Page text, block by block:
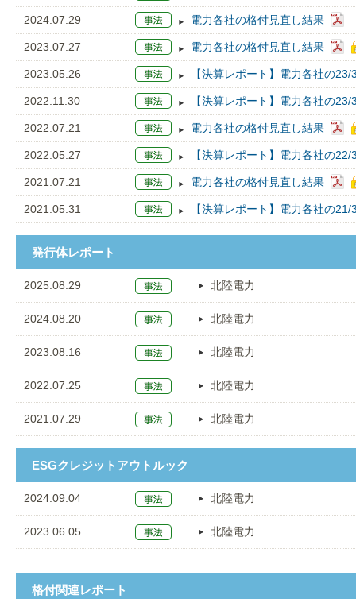
2024.07.29 電力各社の格付見直し結果
2023.07.27 電力各社の格付見直し結果
2023.05.26 【決算レポート】電力各社の
2022.11.30 【決算レポート】電力各社の
2022.07.21 電力各社の格付見直し結果
2022.05.27 【決算レポート】電力各社の
2021.07.21 電力各社の格付見直し結果
2021.05.31 【決算レポート】電力各社の
発行体レポート
2025.08.29 北陸電力
2024.08.20 北陸電力
2023.08.16 北陸電力
2022.07.25 北陸電力
2021.07.29 北陸電力
ESGクレジットアウトルック
2024.09.04 北陸電力
2023.06.05 北陸電力
格付関連レポート